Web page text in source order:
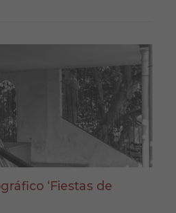
‘Fiestas de